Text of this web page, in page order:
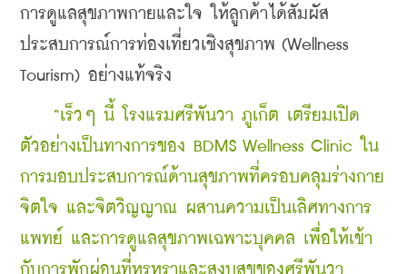
การดูแลสุขภาพกายและใจ ให้ลูกค้าได้สัมผัส
ประสบการณ์การท่องเที่ยวเชิงสุขภาพ (Wellness
Tourism) อย่างแท้จริง
“เร็วๆ นี้ โรงแรมศรีพันวา ภูเก็ต เตรียมเปิด
ตัวอย่างเป็นทางการของ BDMS Wellness Clinic
ใน
การมอบประสบการณ์ด้านสุขภาพที่ครอบคลุมร่างกาย
จิตใจ และจิตวิญญาณ ผสานความเป็นเลิศทางการ
แพทย์ และการดูแลสุขภาพเฉพาะบุคคล เพื่อให้เข้า
กับการพักผ่อนที่หรูหราและสงบสุขของศรีพันวา